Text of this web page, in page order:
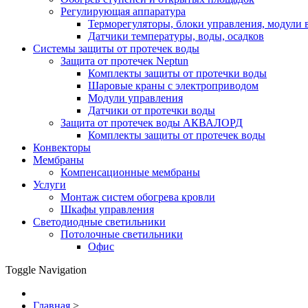
Регулирующая аппаратура
Терморегуляторы, блоки управления, модули
Датчики температуры, воды, осадков
Системы защиты от протечек воды
Защита от протечек Neptun
Комплекты защиты от протечки воды
Шаровые краны с электроприводом
Модули управления
Датчики от протечки воды
Защита от протечек воды АКВАЛОРД
Комплекты защиты от протечек воды
Конвекторы
Мембраны
Компенсационные мембраны
Услуги
Монтаж систем обогрева кровли
Шкафы управления
Светодиодные светильники
Потолочные светильники
Офис
Toggle Navigation
Главная >